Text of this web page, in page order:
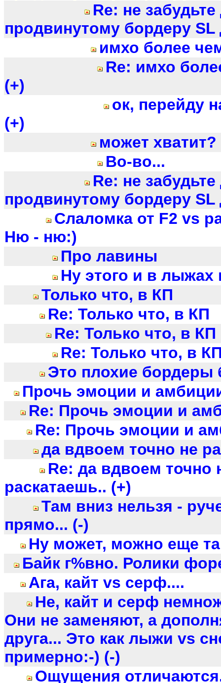
Re: не
продвинутому бордеру SL
имхо более
Re: имхо
(+)
ок, перейду
(+)
может хватит?
Во-во...
Re: не
продвинутому бордеру SL
Слаломка от F2 vs
Ню - ню:)
Про лавины
Ну этого и в лыжах
Только что, в КП
Re: Только что, в КП
Re: Только что, в КП
Re: Только что, в
Это плохие бордеры
Прочь эмоции и
Re: Прочь эмоции и
Re: Прочь эмоции и
да вдвоем точно не
Re: да вдвоем точно
раскатаешь.. (+)
Там вниз нельзя -
прямо... (-)
Ну может, можно еще
Байк г%вно. Ролики
Ага, кайт vs серф....
Не, кайт и серф
Они не заменяют, а
друга... Это как лыжи vs
примерно:-) (-)
Ощущения